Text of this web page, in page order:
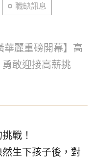
職缺訊息
華麗重磅開幕】高
敢迎接高薪挑
戰！
生下孩子後，對